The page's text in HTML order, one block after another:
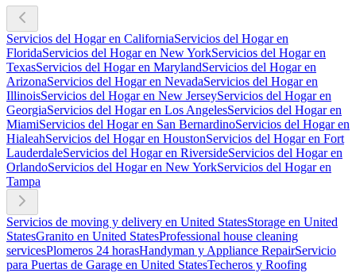
Servicios del Hogar en CaliforniaServicios del Hogar en
FloridaServicios del Hogar en New YorkServicios del Hogar en
TexasServicios del Hogar en MarylandServicios del Hogar en
ArizonaServicios del Hogar en NevadaServicios del Hogar en
IllinoisServicios del Hogar en New JerseyServicios del Hogar en
GeorgiaServicios del Hogar en Los AngelesServicios del Hogar en
MiamiServicios del Hogar en San BernardinoServicios del Hogar en
HialeahServicios del Hogar en HoustonServicios del Hogar en Fort
LauderdaleServicios del Hogar en RiversideServicios del Hogar en
OrlandoServicios del Hogar en New YorkServicios del Hogar en
Tampa
Servicios de moving y delivery en United StatesStorage en United
StatesGranito en United StatesProfessional house cleaning
servicesPlomeros 24 horasHandyman y Appliance RepairServicio
para Puertas de Garage en United StatesTecheros y Roofing